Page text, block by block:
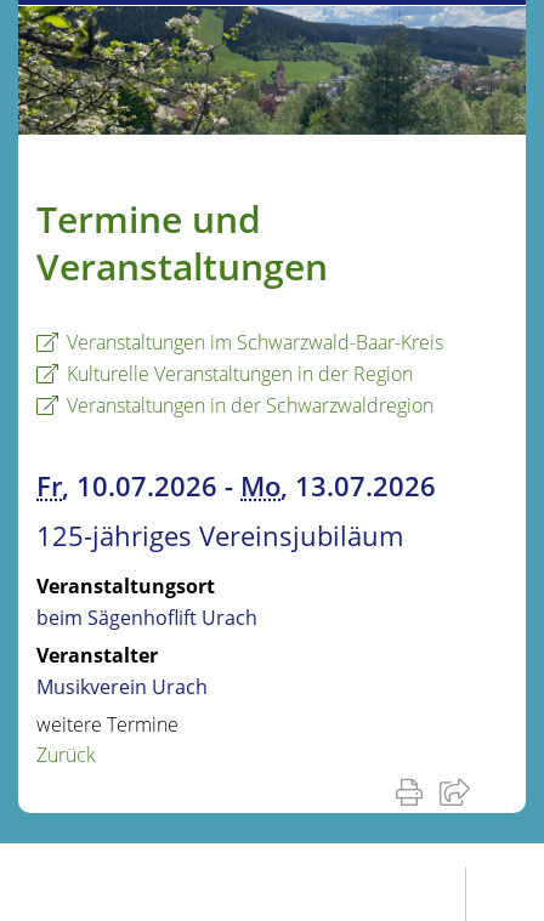
Termine und
Veranstaltungen
Veranstaltungen im Schwarzwald-Baar-Kreis
Kulturelle Veranstaltungen in der Region
Veranstaltungen in der Schwarzwaldregion
Fr, 10.07.2026 - Mo, 13.07.2026
125-jähriges Vereinsjubiläum
Veranstaltungsort
beim Sägenhoflift Urach
Veranstalter
Musikverein Urach
weitere Termine
Zurück